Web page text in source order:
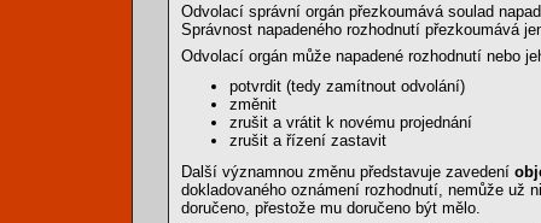
Odvolací správní orgán přezkoumává soulad
Správnost napadeného rozhodnutí přezkoumává
Odvolací orgán může napadené rozhodnutí nebo
potvrdit (tedy zamítnout odvolání)
změnit
zrušit a vrátit k novému projednání
zrušit a řízení zastavit
Další významnou změnu představuje zavedení
dokladovaného oznámení rozhodnutí, nemůže
doručeno, přestože mu doručeno být mělo.